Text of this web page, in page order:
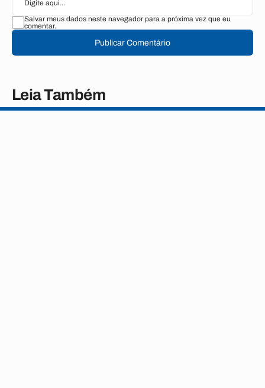
Salvar meus dados neste navegador para a próxima vez que eu
comentar.
Publicar Comentário
Leia Também